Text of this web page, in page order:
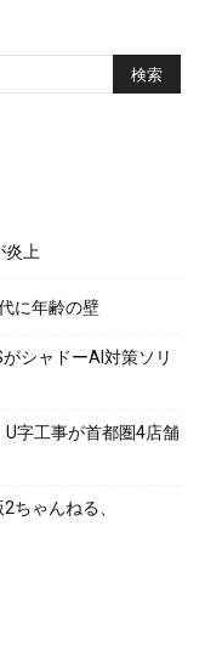
炎上
に年齢の壁
シャドーAI対策ソリ
字工事が首都圏4店舗
ちゃんねる、